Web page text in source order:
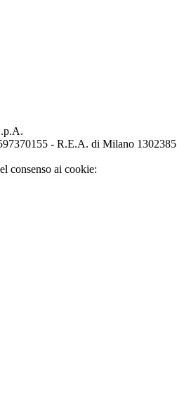
- R.E.A. di Milano 1302385
consenso ai cookie: